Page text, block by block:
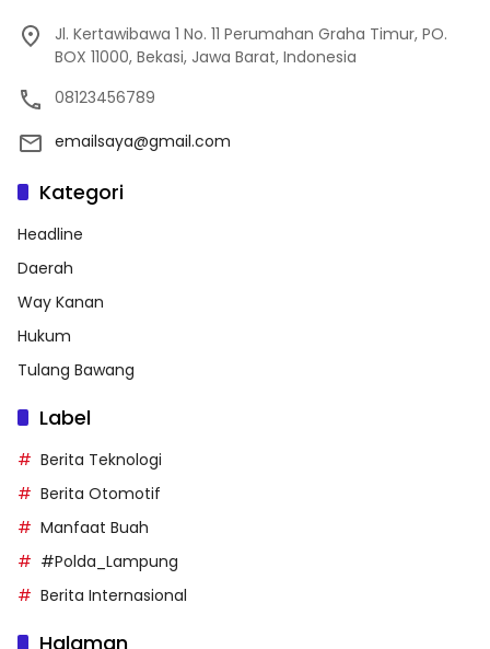
Jl. Kertawibawa 1 No. 11 Perumahan Graha Timur, PO.
BOX 11000, Bekasi, Jawa Barat, Indonesia
08123456789
emailsaya@gmail.com
Kategori
Headline
Daerah
Way Kanan
Hukum
Tulang Bawang
Label
Berita Teknologi
Berita Otomotif
Manfaat Buah
#Polda_Lampung
Berita Internasional
Halaman